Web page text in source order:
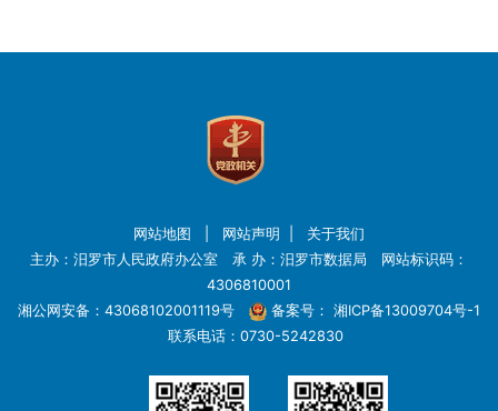
网站地图 网站声明
关于我们
主办：汨罗市人民政府办公室 承 办：汨罗市数据局 网站标识码：
4306810001
湘公网安备：43068102001119号
备案号： 湘ICP备13009704号-1
联系电话：0730-5242830